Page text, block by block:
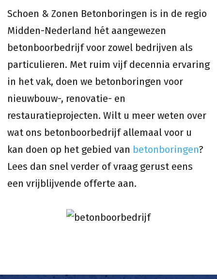
Schoen & Zonen Betonboringen is in de regio
Midden-Nederland hét aangewezen
betonboorbedrijf voor zowel bedrijven als
particulieren. Met ruim vijf decennia ervaring
in het vak, doen we betonboringen voor
nieuwbouw-, renovatie- en
restauratieprojecten. Wilt u meer weten over
wat ons betonboorbedrijf allemaal voor u
kan doen op het gebied van betonboringen?
Lees dan snel verder of vraag gerust eens
een vrijblijvende offerte aan.